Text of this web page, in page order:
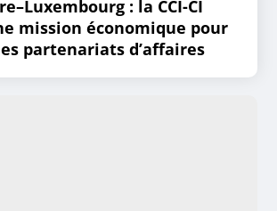
: la CCI-CI
mission économique pour
partenariats d’affaires